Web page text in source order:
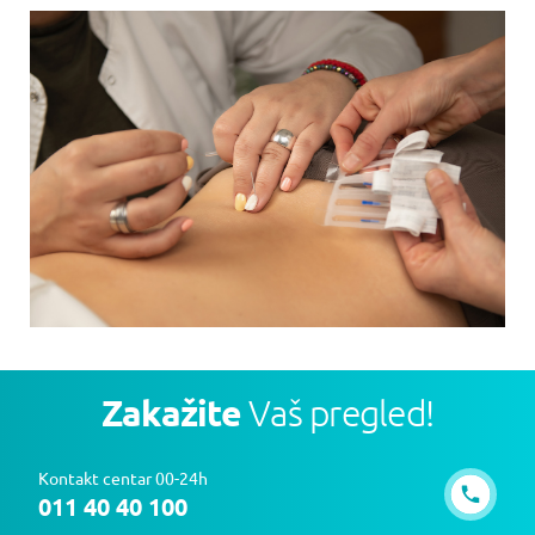
ZakažiteVaš pregled!
Kontakt centar 00-24h
011 40 40 100